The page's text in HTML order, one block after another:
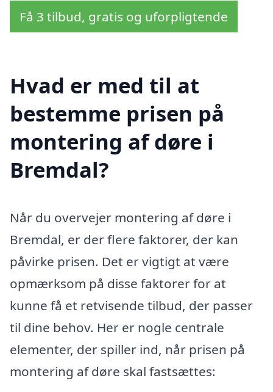
Få 3 tilbud, gratis og uforpligtende
Hvad er med til at
bestemme prisen på
montering af døre i
Bremdal?
Når du overvejer montering af døre i
Bremdal, er der flere faktorer, der kan
påvirke prisen. Det er vigtigt at være
opmærksom på disse faktorer for at
kunne få et retvisende tilbud, der passer
til dine behov. Her er nogle centrale
elementer, der spiller ind, når prisen på
montering af døre skal fastsættes: